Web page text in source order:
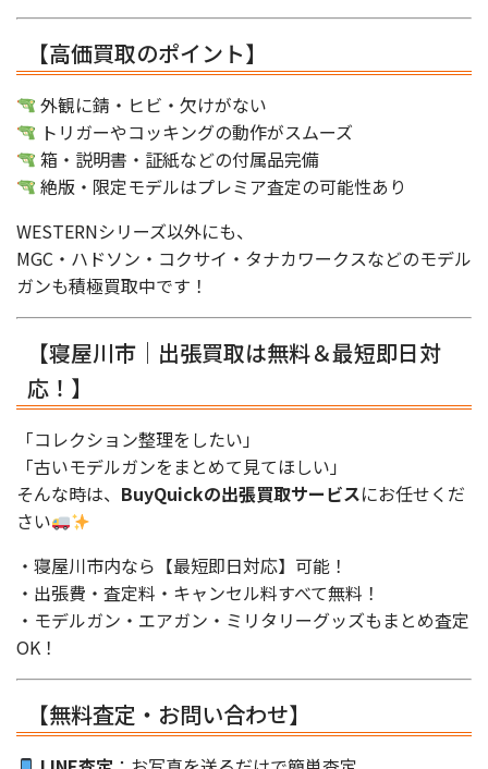
【高価買取のポイント】
外観に錆・ヒビ・欠けがない
トリガーやコッキングの動作がスムーズ
箱・説明書・証紙などの付属品完備
絶版・限定モデルはプレミア査定の可能性あり
WESTERNシリーズ以外にも、
MGC・ハドソン・コクサイ・タナカワークスなどのモデル
ガンも積極買取中です！
【寝屋川市｜出張買取は無料＆最短即日対
応！】
「コレクション整理をしたい」
「古いモデルガンをまとめて見てほしい」
そんな時は、 BuyQuickの出張買取サービスにお任せくだ
さい
・寝屋川市内なら【最短即日対応】可能！
・出張費・査定料・キャンセル料すべて無料！
・モデルガン・エアガン・ミリタリーグッズもまとめ査定
OK！
【無料査定・お問い合わせ】